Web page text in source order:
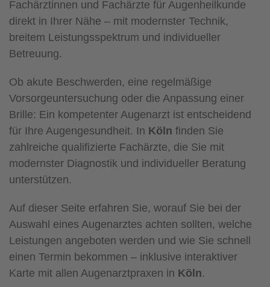
Fachärztinnen und Fachärzte für Augenheilkunde
direkt in Ihrer Nähe – mit modernster Technik,
breitem Leistungsspektrum und individueller
Betreuung.
Ob akute Beschwerden, eine regelmäßige
Vorsorgeuntersuchung oder die Anpassung einer
Brille: Ein kompetenter Augenarzt ist entscheidend
für Ihre Augengesundheit. In Köln finden Sie
zahlreiche qualifizierte Fachärzte, die Sie mit
modernster Diagnostik und individueller Beratung
unterstützen.
Auf dieser Seite erfahren Sie, worauf Sie bei der
Auswahl eines Augenarztes achten sollten, welche
Leistungen angeboten werden und wie Sie schnell
einen Termin bekommen – inklusive interaktiver
Karte mit allen Augenarztpraxen in Köln.